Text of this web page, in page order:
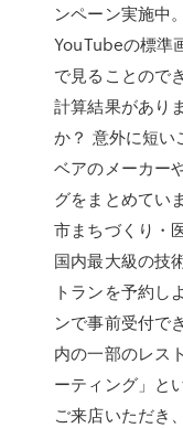
ンペーン実施中
YouTubeの標準
で見ることので
計算結果があり
か？ 意外に短い
ベアのメーカー
グをまとめてい
市まちづくり・
国内最大級の技
トランを予約し
ンで事前受付で
内の一部のレス
ーティング」と
ご来店いただき